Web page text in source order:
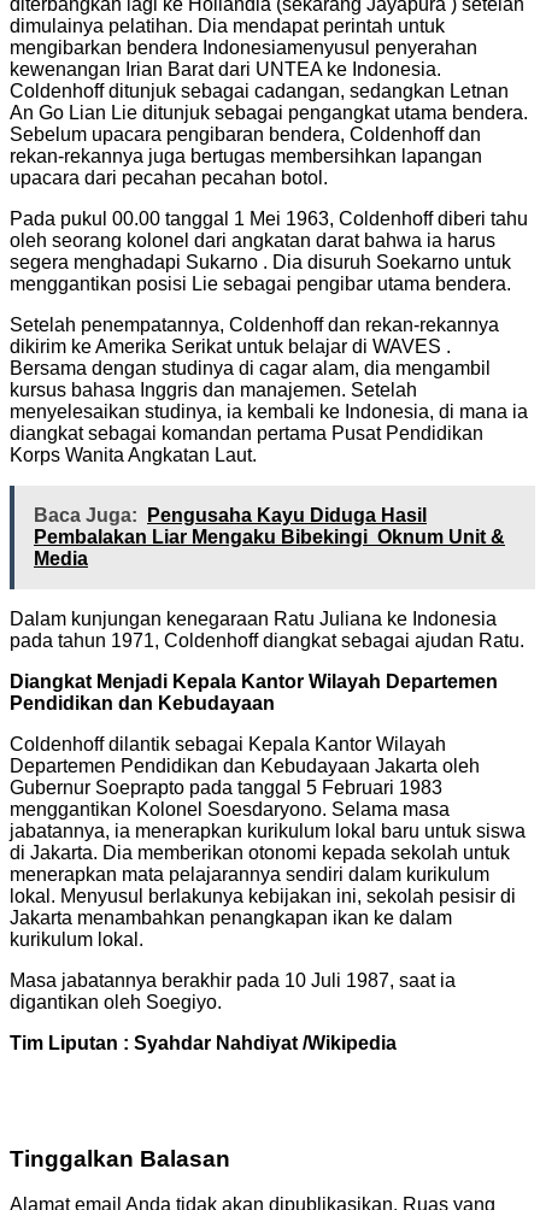
dimulainya pelatihan. Dia mendapat perintah untuk
mengibarkan bendera Indonesiamenyusul penyerahan
kewenangan Irian Barat dari UNTEA ke Indonesia.
Coldenhoff ditunjuk sebagai cadangan, sedangkan Letnan
An Go Lian Lie ditunjuk sebagai pengangkat utama bendera.
Sebelum upacara pengibaran bendera, Coldenhoff dan
rekan-rekannya juga bertugas membersihkan lapangan
upacara dari pecahan pecahan botol.
Pada pukul 00.00 tanggal 1 Mei 1963, Coldenhoff diberi tahu
oleh seorang kolonel dari angkatan darat bahwa ia harus
segera menghadapi Sukarno . Dia disuruh Soekarno untuk
menggantikan posisi Lie sebagai pengibar utama bendera.
Setelah penempatannya, Coldenhoff dan rekan-rekannya
dikirim ke Amerika Serikat untuk belajar di WAVES .
Bersama dengan studinya di cagar alam, dia mengambil
kursus bahasa Inggris dan manajemen. Setelah
menyelesaikan studinya, ia kembali ke Indonesia, di mana ia
diangkat sebagai komandan pertama Pusat Pendidikan
Korps Wanita Angkatan Laut.
Baca Juga:
Pengusaha Kayu Diduga Hasil
Pembalakan Liar Mengaku Bibekingi Oknum Unit &
Media
Dalam kunjungan kenegaraan Ratu Juliana ke Indonesia
pada tahun 1971, Coldenhoff diangkat sebagai ajudan Ratu.
Diangkat Menjadi Kepala Kantor Wilayah Departemen
Pendidikan dan Kebudayaan
Coldenhoff dilantik sebagai Kepala Kantor Wilayah
Departemen Pendidikan dan Kebudayaan Jakarta oleh
Gubernur Soeprapto pada tanggal 5 Februari 1983
menggantikan Kolonel Soesdaryono. Selama masa
jabatannya, ia menerapkan kurikulum lokal baru untuk siswa
di Jakarta. Dia memberikan otonomi kepada sekolah untuk
menerapkan mata pelajarannya sendiri dalam kurikulum
lokal. Menyusul berlakunya kebijakan ini, sekolah pesisir di
Jakarta menambahkan penangkapan ikan ke dalam
kurikulum lokal.
Masa jabatannya berakhir pada 10 Juli 1987, saat ia
digantikan oleh Soegiyo.
Tim Liputan : Syahdar Nahdiyat /Wikipedia
Tinggalkan Balasan
Alamat email Anda tidak akan dipublikasikan. Ruas yang